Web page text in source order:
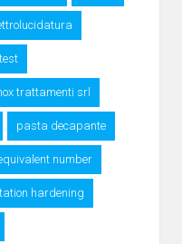
trattamenti srl
pasta decapante
number
hardening